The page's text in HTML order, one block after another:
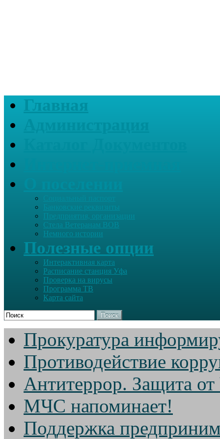
Главная
Банковские реквизиты
Предприятия, организации
Стела Ветеранам ВОВ
Немного истории
Полезные опции
Интерактивная карта
Расписание станция Уфа
Проверка на вирусы
Программа ТВ
Карта сайта
Поиск
Прокуратура
Противодействие
Антитеррор. Защита
МЧС напоминает!
Поддержка